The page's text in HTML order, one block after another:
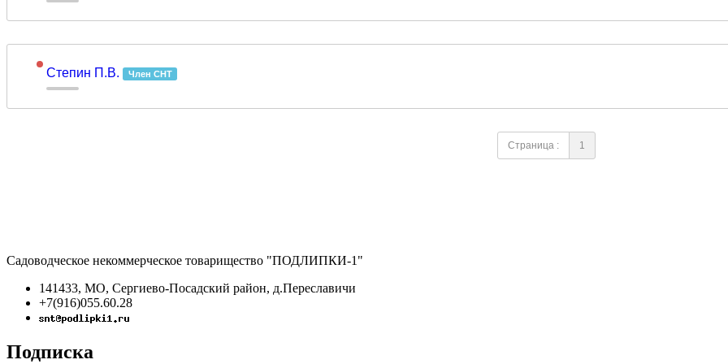
Степин П.В. Член СНТ
Страница : 1
Садоводческое некоммерческое товарищество "ПОДЛИПКИ-1"
141433, МО, Сергиево-Посадский район, д.Переславичи
+7(916)055.60.28
Подписка